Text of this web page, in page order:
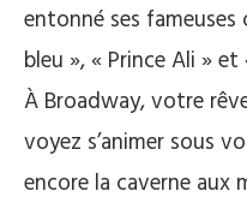
entonné ses fameuses
bleu », « Prince Ali »
À Broadway, votre
voyez s’animer sous
encore la caverne aux